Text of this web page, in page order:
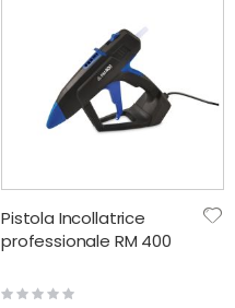
Pistola Incollatrice
professionale RM 400
Rating: